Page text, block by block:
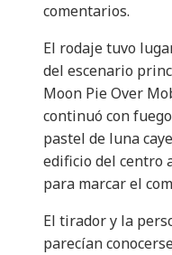
comentarios.
El rodaje tuvo
del escenario
Moon Pie Over
continuó con
pastel de luna
edificio del centro
para marcar el
El tirador y la
parecían